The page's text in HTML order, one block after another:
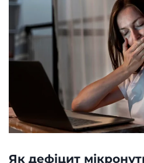
Як дефіцит